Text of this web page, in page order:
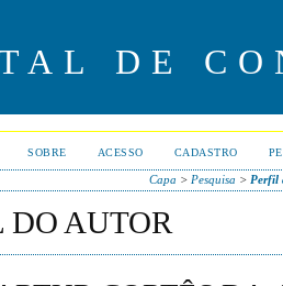
DE
SOBRE ACESSO CADASTRO
Capa > Pesquisa > Perfil
DO AUTOR